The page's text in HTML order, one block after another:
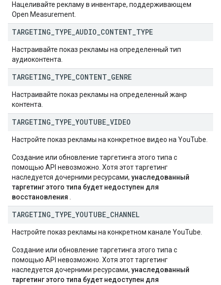
Нацеливайте рекламу в инвентаре, поддерживающем
Open Measurement.
TARGETING TYPE AUDIO CONTENT TYPE
Настраивайте показ рекламы на определенный тип
аудиоконтента.
TARGETING TYPE CONTENT GENRE
Настраивайте показ рекламы на определенный жанр
контента.
TARGETING TYPE YOUTUBE VIDEO
Настройте показ рекламы на конкретное видео на YouTube.
Создание или обновление таргетинга этого типа с
помощью API невозможно. Хотя этот таргетинг
наследуется дочерними ресурсами, унаследованный
таргетинг этого типа будет недоступен для
восстановления
TARGETING TYPE YOUTUBE CHANNEL
Настройте показ рекламы на конкретном канале YouTube.
Создание или обновление таргетинга этого типа с
помощью API невозможно. Хотя этот таргетинг
наследуется дочерними ресурсами, унаследованный
таргетинг этого типа будет недоступен для